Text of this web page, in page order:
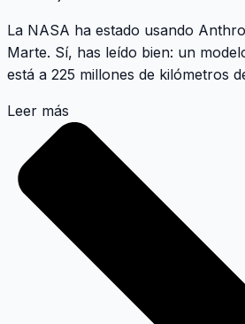
La NASA ha estado usando
Marte. Sí, has leído bien: un
está a 225 millones de kilómetros
Leer más